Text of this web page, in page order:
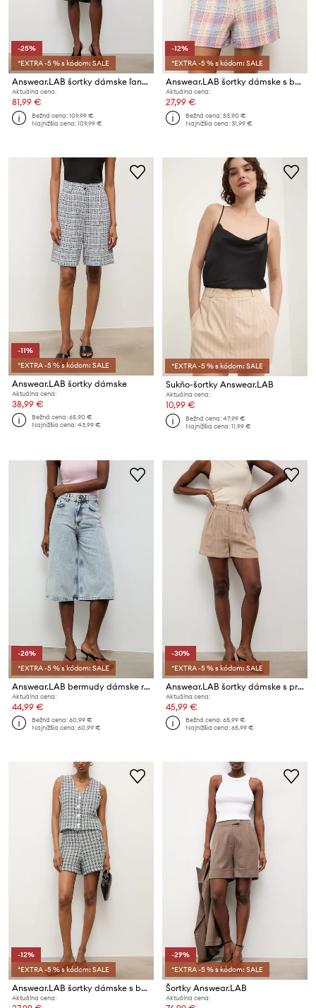
-25%
*EXTRA -5 % s kódom: SALE
Answear.LAB šortky dámske ľanové
Aktuálna cena:
81,99 €
Bežná cena:109,99 €
Najnižšia cena:109,99 €
-12%
*EXTRA -5 % s kódom: SALE
Answear.LAB šortky dámske s bavlnou
Aktuálna cena:
27,99 €
Bežná cena:53,90 €
Najnižšia cena:31,99 €
-11%
*EXTRA -5 % s kódom: SALE
Answear.LAB šortky dámske
Aktuálna cena:
38,99 €
Bežná cena:65,90 €
Najnižšia cena:43,99 €
*EXTRA -5 % s kódom: SALE
Sukňo-šortky Answear.LAB
Aktuálna cena:
10,99 €
Bežná cena:47,99 €
Najnižšia cena:11,99 €
-26%
*EXTRA -5 % s kódom: SALE
Answear.LAB bermudy dámske rifľové
Aktuálna cena:
44,99 €
Bežná cena:60,99 €
Najnižšia cena:60,99 €
-30%
*EXTRA -5 % s kódom: SALE
Answear.LAB šortky dámske s prímesou ľanu
Aktuálna cena:
45,99 €
Bežná cena:65,99 €
Najnižšia cena:65,99 €
-12%
*EXTRA -5 % s kódom: SALE
Answear.LAB šortky dámske s bavlnou
Aktuálna cena:
-29%
*EXTRA -5 % s kódom: SALE
Šortky Answear.LAB
Aktuálna cena: